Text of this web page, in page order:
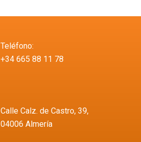
Teléfono:
+34 665 88 11 78
Calle Calz. de Castro, 39,
04006 Almería